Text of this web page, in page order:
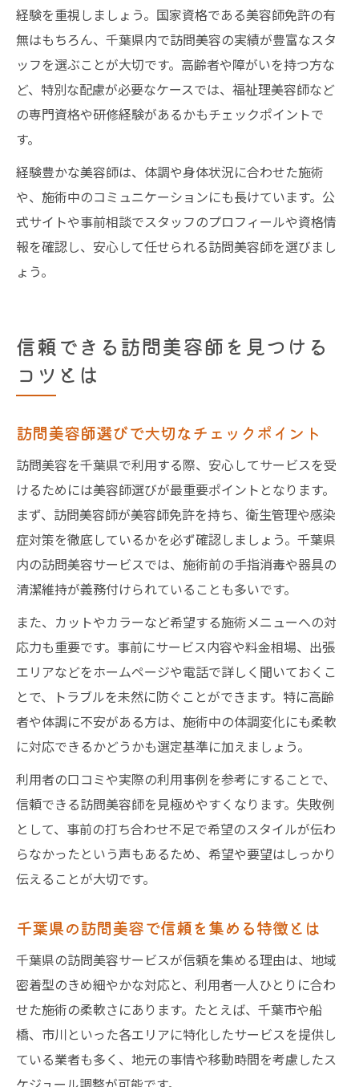
経験を重視しましょう。国家資格である美容師免許の有
無はもちろん、千葉県内で訪問美容の実績が豊富なスタ
ッフを選ぶことが大切です。高齢者や障がいを持つ方な
ど、特別な配慮が必要なケースでは、福祉理美容師など
の専門資格や研修経験があるかもチェックポイントで
す。
経験豊かな美容師は、体調や身体状況に合わせた施術
や、施術中のコミュニケーションにも長けています。公
式サイトや事前相談でスタッフのプロフィールや資格情
報を確認し、安心して任せられる訪問美容師を選びまし
ょう。
信頼できる訪問美容師を見つける
コツとは
訪問美容師選びで大切なチェックポイント
訪問美容を千葉県で利用する際、安心してサービスを受
けるためには美容師選びが最重要ポイントとなります。
まず、訪問美容師が美容師免許を持ち、衛生管理や感染
症対策を徹底しているかを必ず確認しましょう。千葉県
内の訪問美容サービスでは、施術前の手指消毒や器具の
清潔維持が義務付けられていることも多いです。
また、カットやカラーなど希望する施術メニューへの対
応力も重要です。事前にサービス内容や料金相場、出張
エリアなどをホームページや電話で詳しく聞いておくこ
とで、トラブルを未然に防ぐことができます。特に高齢
者や体調に不安がある方は、施術中の体調変化にも柔軟
に対応できるかどうかも選定基準に加えましょう。
利用者の口コミや実際の利用事例を参考にすることで、
信頼できる訪問美容師を見極めやすくなります。失敗例
として、事前の打ち合わせ不足で希望のスタイルが伝わ
らなかったという声もあるため、希望や要望はしっかり
伝えることが大切です。
千葉県の訪問美容で信頼を集める特徴とは
千葉県の訪問美容サービスが信頼を集める理由は、地域
密着型のきめ細やかな対応と、利用者一人ひとりに合わ
せた施術の柔軟さにあります。たとえば、千葉市や船
橋、市川といった各エリアに特化したサービスを提供し
ている業者も多く、地元の事情や移動時間を考慮したス